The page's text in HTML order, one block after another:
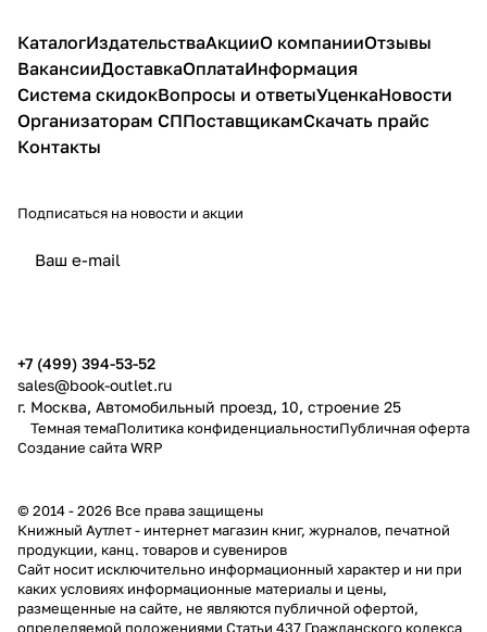
КаталогИздательстваАкцииО компанииОтзывы
ВакансииДоставкаОплатаИнформация
Система скидокВопросы и ответыУценкаНовости
Организаторам СППоставщикамСкачать прайс
Контакты
Подписаться на новости и акции
+7 (499) 394-53-52
sales@book-outlet.ru
г. Москва, Автомобильный проезд, 10, строение 25
Темная темаПолитика конфиденциальностиПубличная оферта
Создание сайтаWRP
© 2014 - 2026 Все права защищены
Книжный Аутлет - интернет магазин книг, журналов, печатной
продукции, канц. товаров и сувениров
Cайт носит исключительно информационный характер и ни при
каких условиях информационные материалы и цены,
размещенные на сайте, не являются публичной офертой,
определяемой положениями Статьи 437 Гражданского кодекса